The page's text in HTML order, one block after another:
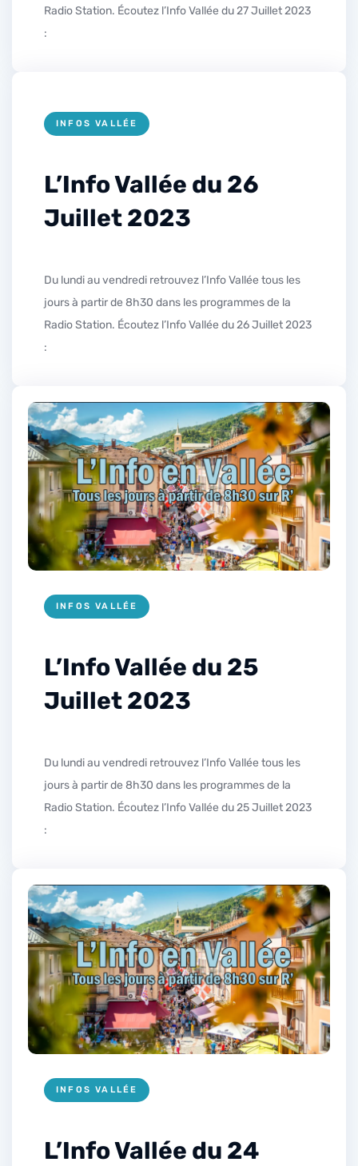
Radio Station. Écoutez l’Info Vallée du 27 Juillet 2023
:
INFOS VALLÉE
L’Info Vallée du 26
Juillet 2023
Du lundi au vendredi retrouvez l’Info Vallée tous les
jours à partir de 8h30 dans les programmes de la
Radio Station. Écoutez l’Info Vallée du 26 Juillet 2023
:
INFOS VALLÉE
L’Info Vallée du 25
Juillet 2023
Du lundi au vendredi retrouvez l’Info Vallée tous les
jours à partir de 8h30 dans les programmes de la
Radio Station. Écoutez l’Info Vallée du 25 Juillet 2023
:
INFOS VALLÉE
L’Info Vallée du 24